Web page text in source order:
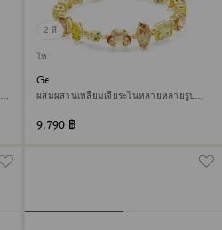
2 สี
ใหม่
Gema สร้อยข้อมือ
ผสมผสานเหลี่ยมเจียระไนหลายหลายรูป
9,790 ฿